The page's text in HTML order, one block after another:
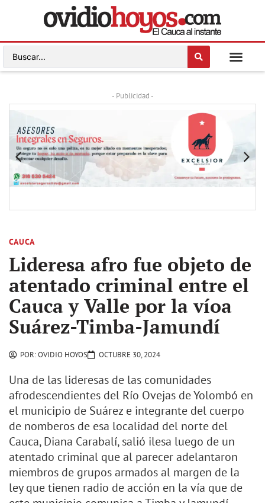
- Publicidad -
CAUCA
Lideresa afro fue objeto de
atentado criminal entre el
Cauca y Valle por la víoa
Suárez-Timba-Jamundí
POR:OVIDIO HOYOS OCTUBRE 30, 2024
Una de las lideresas de las comunidades
afrodescendientes del Río Ovejas de Yolombó en
el municipio de Suárez e integrante del cuerpo
de nomberos de esa localidad del norte del
Cauca, Diana Carabalí, salió ilesa luego de un
atentado criminal que al parecer adelantaron
miembros de grupos armados al margen de la
ley que tienen radio de acción en la vía que de